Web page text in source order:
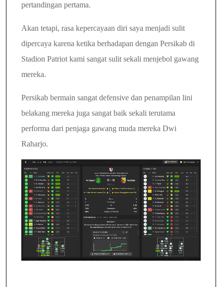
pertandingan pertama.
Akan tetapi, rasa kepercayaan diri saya menjadi sulit
dipercaya karena ketika berhadapan dengan Persikab di
Stadion Patriot kami sangat sulit sekali menjebol gawang
mereka.
Persikab bermain sangat defensive dan penampilan lini
belakang mereka juga sangat baik sekali terutama
performa dari penjaga gawang muda mereka Dwi
Raharjo.